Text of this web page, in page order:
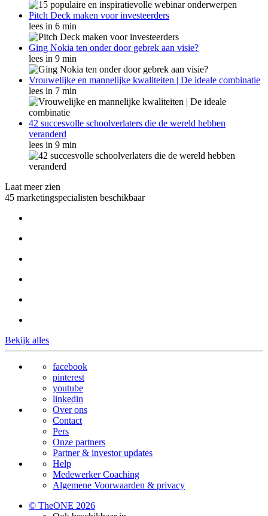
Pitch Deck maken voor investeerders
lees in 6 min
Ging Nokia ten onder door gebrek aan visie?
lees in 9 min
Vrouwelijke en mannelijke kwaliteiten | De ideale combinatie
lees in 7 min
42 succesvolle schoolverlaters die de wereld hebben
veranderd
lees in 9 min
Laat meer zien
45 marketingspecialisten beschikbaar
Bekijk alles
facebook
pinterest
youtube
linkedin
Over ons
Contact
Pers
Onze partners
Partner & investor updates
Help
Medewerker Coaching
Algemene Voorwaarden & privacy
© TheONE 2026